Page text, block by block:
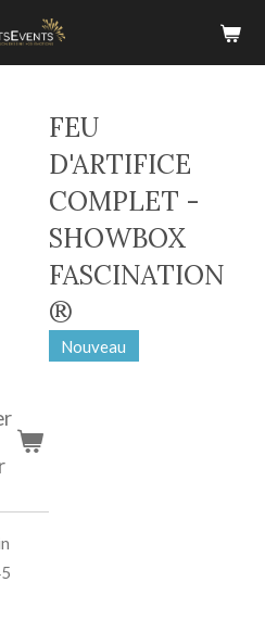
FEU
D'ARTIFICE
COMPLET -
SHOWBOX
FASCINATION
®
Nouveau